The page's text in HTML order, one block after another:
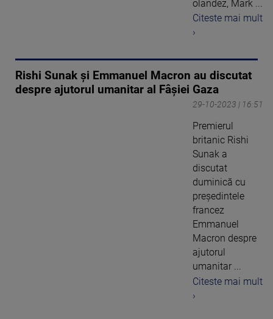
olandez, Mark ...
Citeste mai mult
›
Rishi Sunak şi Emmanuel Macron au discutat
despre ajutorul umanitar al Fâşiei Gaza
29-10-2023 | 16:51
Premierul
britanic Rishi
Sunak a
discutat
duminică cu
preşedintele
francez
Emmanuel
Macron despre
ajutorul
umanitar ...
Citeste mai mult
›